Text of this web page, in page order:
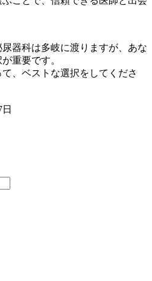
器科は多岐に渡りますが、あな
重要です。
、ベストな選択をしてくださ